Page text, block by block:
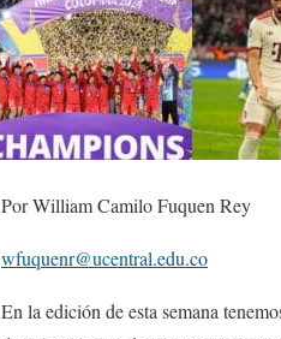
Por William Camilo Fuquen Rey
wfuquenr@ucentral.edu.co
En la edición de esta semana